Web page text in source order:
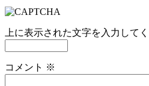
上に表示された文字を入力してく
コメント ※